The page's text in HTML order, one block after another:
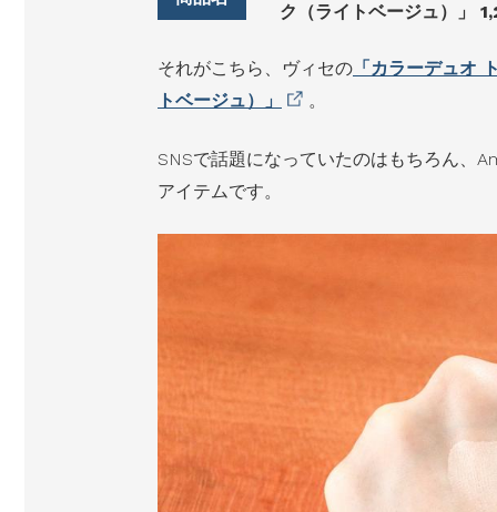
ク（ライトベージュ）」
それがこちら、ヴィセの 「カラーデュオ
トベージュ）」
。
SNSで話題になっていたのはもちろん、
アイテムです。